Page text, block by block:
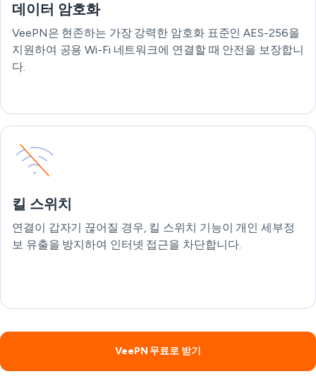
데이터 암호화
VeePN은 현존하는 가장 강력한 암호화 표준인 AES-256을
지원하여 공용 Wi-Fi 네트워크에 연결할 때 안전을 보장합니
다.
킬 스위치
연결이 갑자기 끊어질 경우, 킬 스위치 기능이 개인 세부정
보 유출을 방지하여 인터넷 접근을 차단합니다.
VeePN 무료로 받기